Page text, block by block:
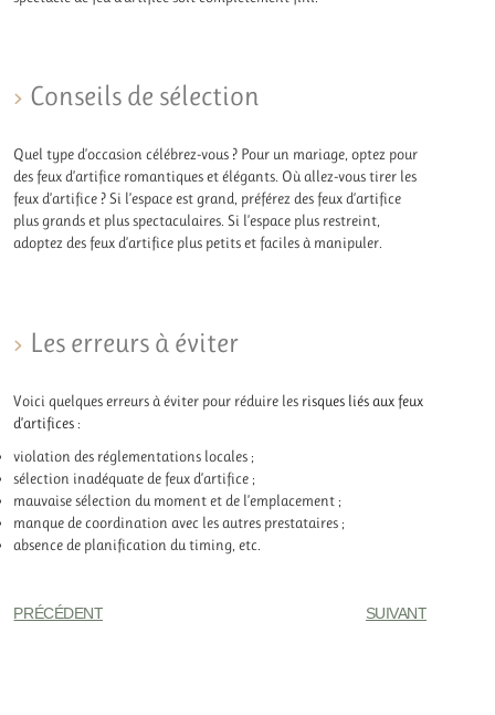
Conseils de sélection
Quel type d’occasion célébrez-vous ? Pour un mariage, optez pour
des feux d’artifice romantiques et élégants. Où allez-vous tirer les
feux d’artifice ? Si l’espace est grand, préférez des feux d’artifice
plus grands et plus spectaculaires. Si l’espace plus restreint,
adoptez des feux d’artifice plus petits et faciles à manipuler.
Les erreurs à éviter
Voici quelques erreurs à éviter pour réduire les risques liés aux feux
d’artifices :
violation des réglementations locales ;
sélection inadéquate de feux d’artifice ;
mauvaise sélection du moment et de l’emplacement ;
manque de coordination avec les autres prestataires ;
absence de planification du timing, etc.
PRÉCÉDENT SUIVANT